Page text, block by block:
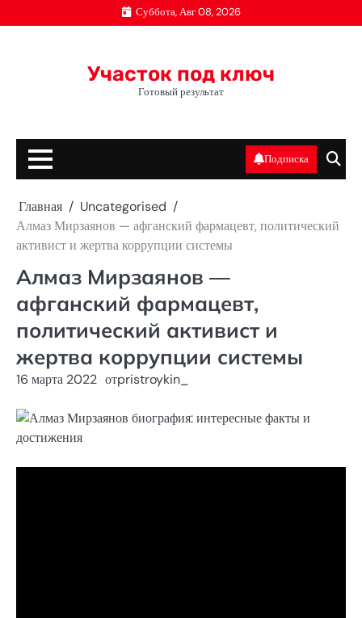
к
Суббота, Авг 08, 2026
Участок под ключ
Готовый результат
Подписка
Главная
Uncategorised
Алмаз Мирзаянов — афганский фармацевт, политический
активист и жертва коррупции системы
Алмаз Мирзаянов —
афганский фармацевт,
политический активист и
жертва коррупции системы
16 марта 2022 отpristroykin_